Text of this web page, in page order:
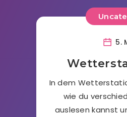
5.
In dem
wie du
auslesen kannst